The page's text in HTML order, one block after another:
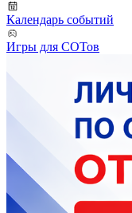
Календарь событий
Игры для СОТов